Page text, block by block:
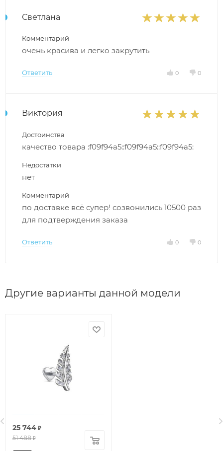
Светлана
Комментарий
очень красива и легко закрутить
Ответить 0 0
Виктория
Достоинства
качество товара :f09f94a5::f09f94a5::f09f94a5:
Недостатки
нет
Комментарий
по доставке всё супер! созвонились 10500 раз
для подтверждения заказа
Ответить 0 0
Другие варианты данной модели
25 744 ₽
51 488₽